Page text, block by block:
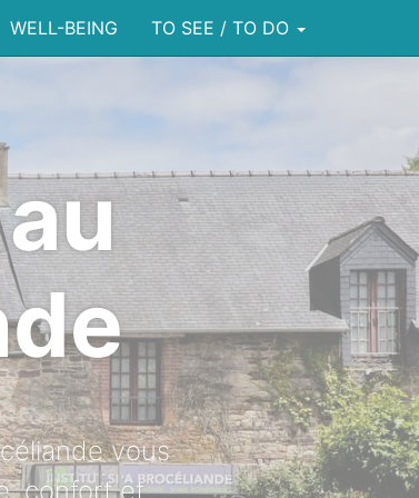
WELL-BEING TO SEE / TO DO
vous
confort et